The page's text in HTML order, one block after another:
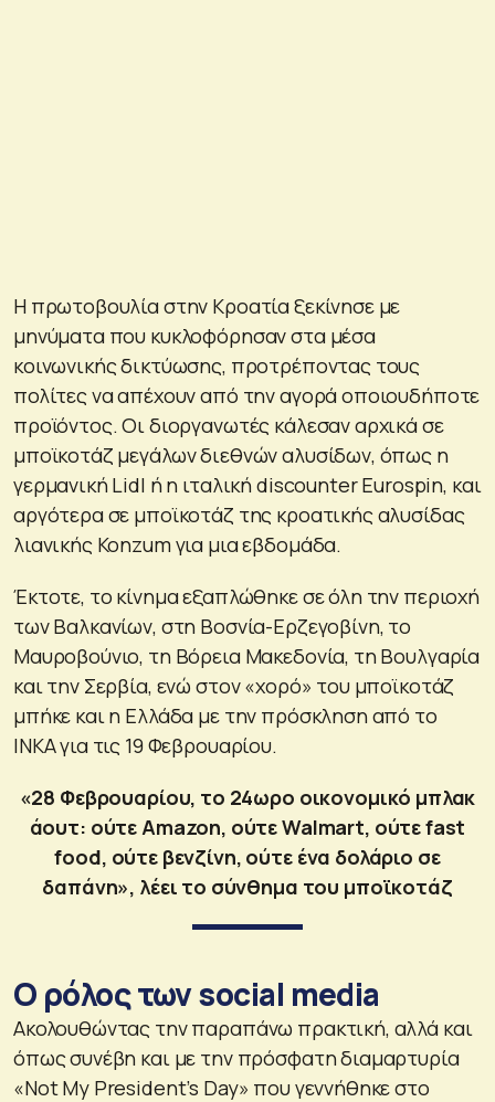
Η πρωτοβουλία στην Κροατία ξεκίνησε με
μηνύματα που κυκλοφόρησαν στα μέσα
κοινωνικής δικτύωσης, προτρέποντας τους
πολίτες να απέχουν από την αγορά οποιουδήποτε
προϊόντος. Οι διοργανωτές κάλεσαν αρχικά σε
μποϊκοτάζ μεγάλων διεθνών αλυσίδων, όπως η
γερμανική Lidl ή η ιταλική discounter Eurospin, και
αργότερα σε μποϊκοτάζ της κροατικής αλυσίδας
λιανικής Konzum για μια εβδομάδα.
Έκτοτε, το κίνημα εξαπλώθηκε σε όλη την περιοχή
των Βαλκανίων, στη Βοσνία-Ερζεγοβίνη, το
Μαυροβούνιο, τη Βόρεια Μακεδονία, τη Βουλγαρία
και την Σερβία, ενώ στον «χορό» του μποϊκοτάζ
μπήκε και η Ελλάδα με την πρόσκληση από το
ΙΝΚΑ για τις 19 Φεβρουαρίου.
«28 Φεβρουαρίου, το 24ωρο οικονομικό μπλακ
άουτ: ούτε Amazon, ούτε Walmart, ούτε fast
food, ούτε βενζίνη, ούτε ένα δολάριο σε
δαπάνη», λέει το σύνθημα του μποϊκοτάζ
Ο ρόλος των social media
Ακολουθώντας την παραπάνω πρακτική, αλλά και
όπως συνέβη και με την πρόσφατη διαμαρτυρία
«Not My President’s Day» που γεννήθηκε στο